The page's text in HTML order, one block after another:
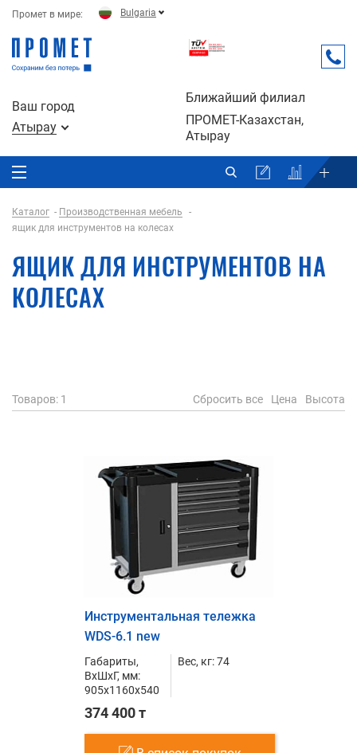
Промет в мире: Bulgaria
Ваш город
Атырау
Ближайший филиал
ПРОМЕТ-Казахстан,
Атырау
Каталог
Производственная мебель
ящик для инструментов на колесах
ЯЩИК ДЛЯ ИНСТРУМЕНТОВ НА
КОЛЕСАХ
Товаров: 1 Сбросить все Цена Высота
Инструментальная тележка
WDS-6.1 new
Габариты,
ВxШxГ, мм:
905x1160x540
Вес, кг: 74
374 400 т